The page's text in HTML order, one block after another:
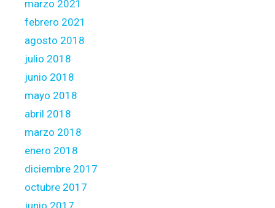
marzo 2021
febrero 2021
agosto 2018
julio 2018
junio 2018
mayo 2018
abril 2018
marzo 2018
enero 2018
diciembre 2017
octubre 2017
junio 2017